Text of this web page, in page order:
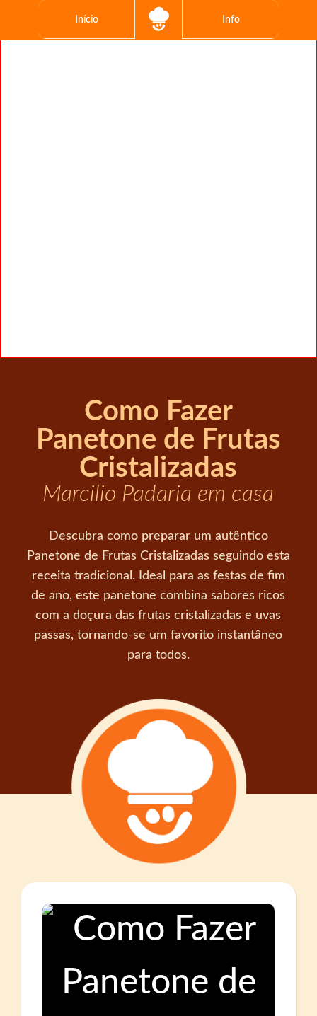
Início Info
Como Fazer
Panetone de Frutas
Cristalizadas
Marcilio Padaria em casa
Descubra como preparar um autêntico
Panetone de Frutas Cristalizadas seguindo esta
receita tradicional. Ideal para as festas de fim
de ano, este panetone combina sabores ricos
com a doçura das frutas cristalizadas e uvas
passas, tornando-se um favorito instantâneo
para todos.